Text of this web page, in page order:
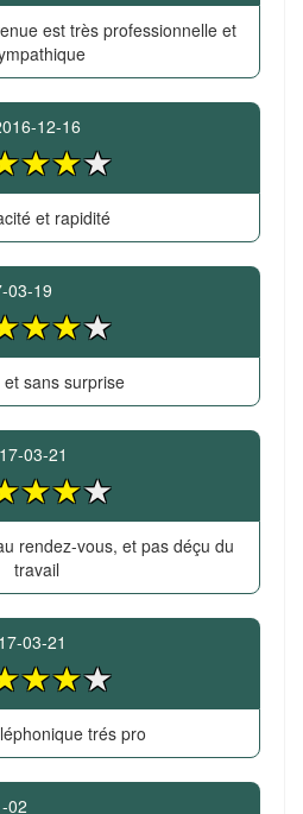
est très professionnelle et
12-16
et rapidité
03-19
et sans surprise
03-21
rendez-vous, et pas déçu du
travail
03-21
trés pro
02